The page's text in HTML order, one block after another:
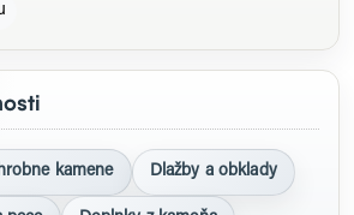
kamene Dlažby a obklady